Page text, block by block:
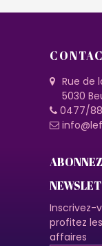
Rue de
5030
0477/
Inscrivez-
profitez
affaires